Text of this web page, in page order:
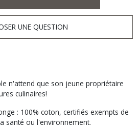
UNE QUESTION
n'attend que son jeune propriétaire
culinaires!
: 100% coton, certifiés exempts de
santé ou l'environnement.